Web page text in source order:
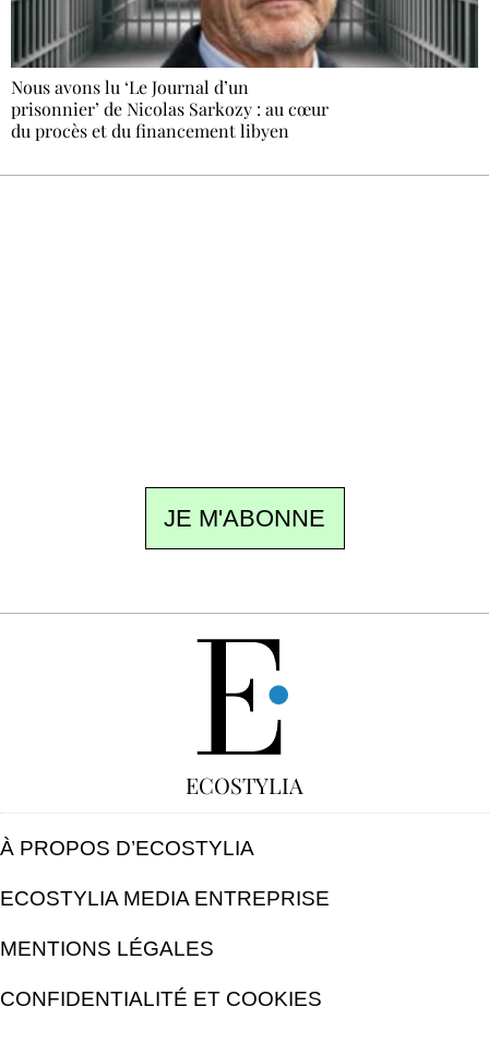
Nous avons lu ‘Le Journal d’un
prisonnier’ de Nicolas Sarkozy : au cœur
du procès et du financement libyen
JE M'ABONNE
ECOSTYLIA
À PROPOS D’ECOSTYLIA
ECOSTYLIA MEDIA ENTREPRISE
MENTIONS LÉGALES
CONFIDENTIALITÉ ET COOKIES